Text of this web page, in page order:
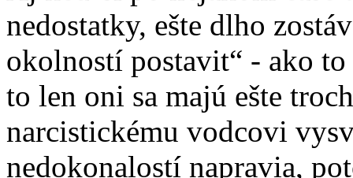
nedostatky, ešte dlho
okolností postavit“ - ako
to len oni sa majú ešte
narcistickému vodcovi
nedokonalostí napravia,